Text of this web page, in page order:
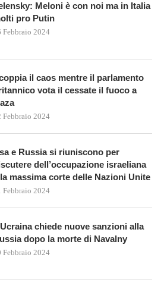
Meloni è con noi ma in Italia
pro Putin
Febbraio 2024
il caos mentre il parlamento
vota il cessate il fuoco a
Febbraio 2024
e Russia si riuniscono per
dell’occupazione israeliana
massima corte delle Nazioni Unite
Febbraio 2024
chiede nuove sanzioni alla
dopo la morte di Navalny
Febbraio 2024